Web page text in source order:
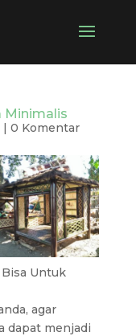
Minimalis
| 0 Komentar
Untuk
agar
dapat menjadi